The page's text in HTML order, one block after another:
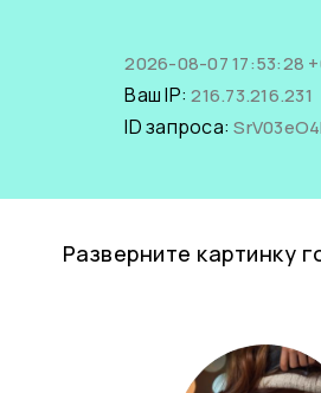
2026-08-07 17:53:28
Ваш IP:216.73.216.231
ID запроса:
Разверните картинку